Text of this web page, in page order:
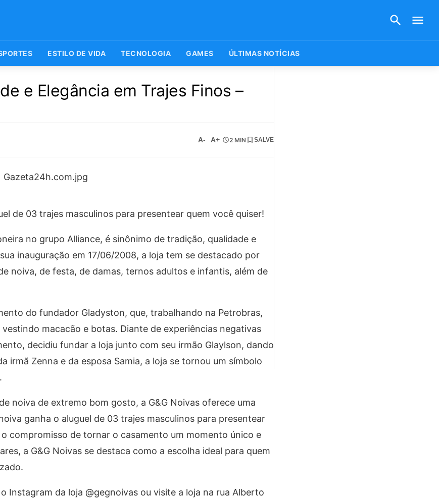
ESTILO DE VIDA TECNOLOGIA GAMES ÚLTIMAS NOTÍCIAS
e Elegância em Trajes Finos –
A- A+ 2 MIN SALVE
de 03 trajes masculinos para presentear quem você quiser!
no grupo Alliance, é sinônimo de tradição, qualidade e
inauguração em 17/06/2008, a loja tem se destacado por
noiva, de festa, de damas, ternos adultos e infantis, além de
do fundador Gladyston, que, trabalhando na Petrobras,
macacão e botas. Diante de experiências negativas
decidiu fundar a loja junto com seu irmão Glaylson, dando
irmã Zenna e da esposa Samia, a loja se tornou um símbolo
noiva de extremo bom gosto, a G&G Noivas oferece uma
ganha o aluguel de 03 trajes masculinos para presentear
compromisso de tornar o casamento um momento único e
a G&G Noivas se destaca como a escolha ideal para quem
Instagram da loja @gegnoivas ou visite a loja na rua Alberto